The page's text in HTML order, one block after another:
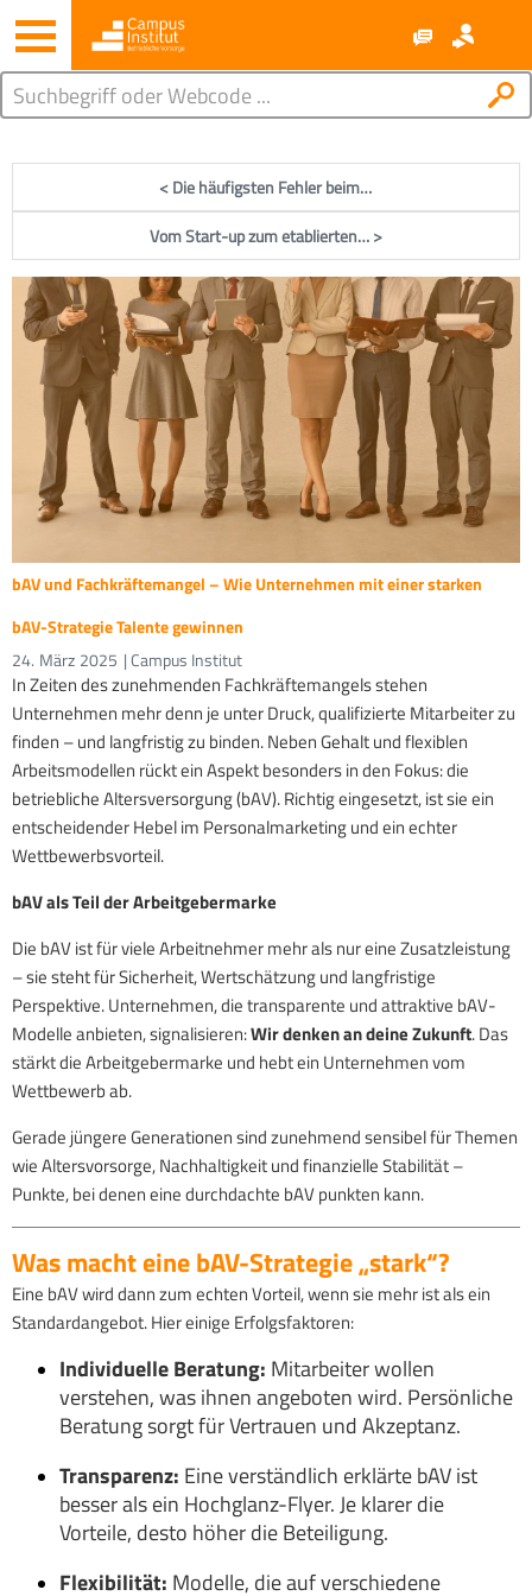
< Die häufigsten Fehler beim…
Vom Start-up zum etablierten… >
bAV und Fachkräftemangel – Wie Unternehmen mit einer starken
bAV-Strategie Talente gewinnen
24. März 2025 | Campus Institut
In Zeiten des zunehmenden Fachkräftemangels stehen
Unternehmen mehr denn je unter Druck, qualifizierte Mitarbeiter zu
finden – und langfristig zu binden. Neben Gehalt und flexiblen
Arbeitsmodellen rückt ein Aspekt besonders in den Fokus: die
betriebliche Altersversorgung (bAV). Richtig eingesetzt, ist sie ein
entscheidender Hebel im Personalmarketing und ein echter
Wettbewerbsvorteil.
bAV als Teil der Arbeitgebermarke
Die bAV ist für viele Arbeitnehmer mehr als nur eine Zusatzleistung
– sie steht für Sicherheit, Wertschätzung und langfristige
Perspektive. Unternehmen, die transparente und attraktive bAV-
Modelle anbieten, signalisieren:Wir denken an deine Zukunft. Das
stärkt die Arbeitgebermarke und hebt ein Unternehmen vom
Wettbewerb ab.
Gerade jüngere Generationen sind zunehmend sensibel für Themen
wie Altersvorsorge, Nachhaltigkeit und finanzielle Stabilität –
Punkte, bei denen eine durchdachte bAV punkten kann.
Was macht eine bAV-Strategie „stark“?
Eine bAV wird dann zum echten Vorteil, wenn sie mehr ist als ein
Standardangebot. Hier einige Erfolgsfaktoren:
Individuelle Beratung: Mitarbeiter wollen
verstehen, was ihnen angeboten wird. Persönliche
Beratung sorgt für Vertrauen und Akzeptanz.
Transparenz: Eine verständlich erklärte bAV ist
besser als ein Hochglanz-Flyer. Je klarer die
Vorteile, desto höher die Beteiligung.
Flexibilität: Modelle, die auf verschiedene